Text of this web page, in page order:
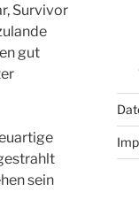
Survivor
gut
sein